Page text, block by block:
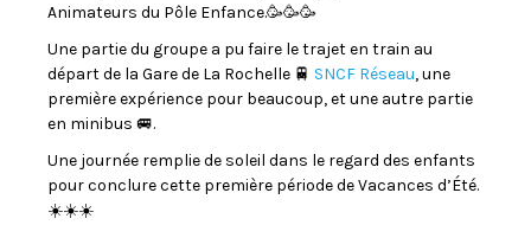
Animateurs du Pôle Enfance.🥳🥳🥳
Une partie du groupe a pu faire le trajet en train au
départ de la Gare de La Rochelle 🚆 SNCF Réseau, une
première expérience pour beaucoup, et une autre partie
en minibus 🚐.
Une journée remplie de soleil dans le regard des enfants
pour conclure cette première période de Vacances d’Été.
☀️☀️☀️